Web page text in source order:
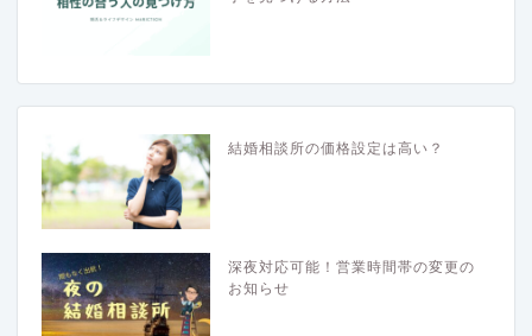
結婚相談所の価格設定は高い？
深夜対応可能！営業時間帯の変更の
お知らせ